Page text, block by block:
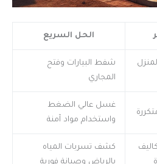
الحل السريع
شفط البيارات وفتح
المجاري
غسل عالي الضغط
واستخدام مواد آمنة
كشف تسربات المياه
بالرياض وصيانة فورية